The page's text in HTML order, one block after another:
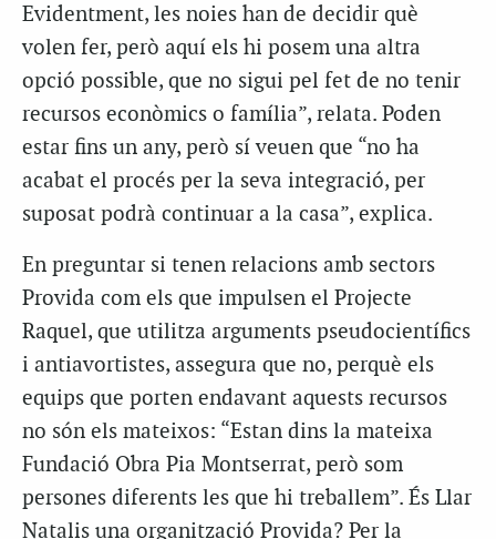
Evidentment, les noies han de decidir què
volen fer, però aquí els hi posem una altra
opció possible, que no sigui pel fet de no tenir
recursos econòmics o família”, relata. Poden
estar fins un any, però sí veuen que “no ha
acabat el procés per la seva integració, per
suposat podrà continuar a la casa”, explica.
En preguntar si tenen relacions amb sectors
Provida com els que impulsen el Projecte
Raquel, que utilitza arguments pseudocientífics
i antiavortistes, assegura que no, perquè els
equips que porten endavant aquests recursos
no són els mateixos: “Estan dins la mateixa
Fundació Obra Pia Montserrat, però som
persones diferents les que hi treballem”. És Llar
Natalis una organització Provida? Per la